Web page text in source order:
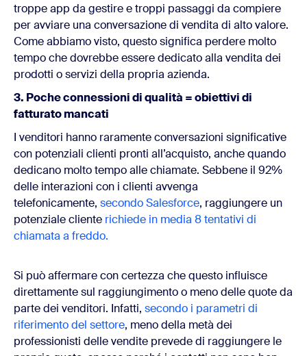
troppe app da gestire e troppi passaggi da compiere
per avviare una conversazione di vendita di alto valore.
Come abbiamo visto, questo significa perdere molto
tempo che dovrebbe essere dedicato alla vendita dei
prodotti o servizi della propria azienda.
3. Poche connessioni di qualità = obiettivi di
fatturato mancati
I venditori hanno raramente conversazioni significative
con potenziali clienti pronti all’acquisto, anche quando
dedicano molto tempo alle chiamate. Sebbene il 92%
delle interazioni con i clienti avvenga
telefonicamente, secondo Salesforce, raggiungere un
potenziale cliente richiede in media 8 tentativi di
chiamata a freddo.
Si può affermare con certezza che questo influisce
direttamente sul raggiungimento o meno delle quote da
parte dei venditori. Infatti, secondo i parametri di
riferimento del settore, meno della metà dei
professionisti delle vendite prevede di raggiungere le